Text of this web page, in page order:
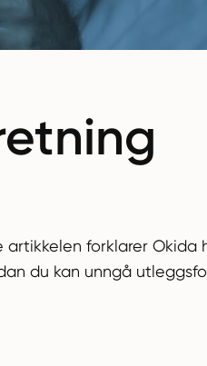
artikkelen forklarer Okida
du kan unngå